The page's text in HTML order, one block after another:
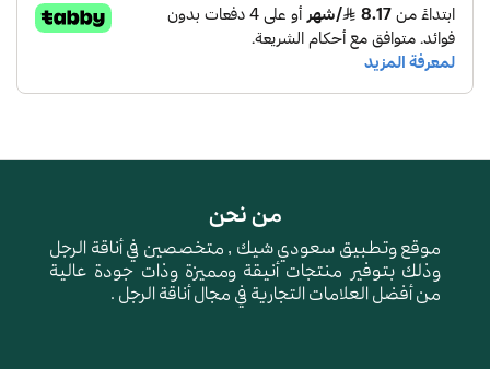
من نحن
موقع وتطبيق سعودي شيك , متخصصين في أناقة الرجل
وذلك بتوفير منتجات أنيقة ومميزة وذات جودة عالية
من أفضل العلامات التجارية في مجال أناقة الرجل .